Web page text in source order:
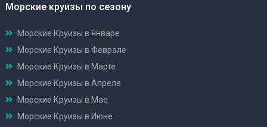
Морские круизы по сезону
Морские Круизы в Январе
Морские Круизы в Феврале
Морские Круизы в Марте
Морские Круизы в Апреле
Морские Круизы в Мае
Морские Круизы в Июне